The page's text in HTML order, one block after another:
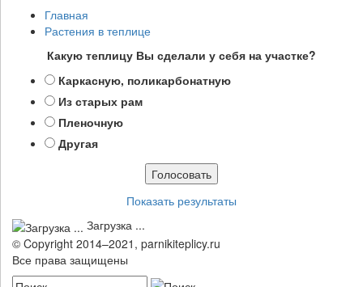
Главная
Растения в теплице
Какую теплицу Вы сделали у себя на участке?
Каркасную, поликарбонатную
Из старых рам
Пленочную
Другая
Показать результаты
Загрузка ...
© Copyright 2014–2021, parnikiteplicy.ru
Все права защищены